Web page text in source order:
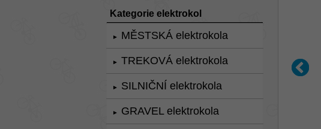
Kategorie elektrokol
► MĚSTSKÁ elektrokola
► TREKOVÁ elektrokola
► SILNIČNÍ elektrokola
► GRAVEL elektrokola